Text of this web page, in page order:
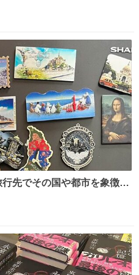
さんです。
先でその国や都市を象徴す
間
必ずマグネットを買い、今
度に旅の思い出が鮮明によ